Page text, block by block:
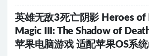
英雄无敌3死亡阴影 Heroes of
Magic III: The Shadow of
苹果电脑游戏 适配苹果OS系